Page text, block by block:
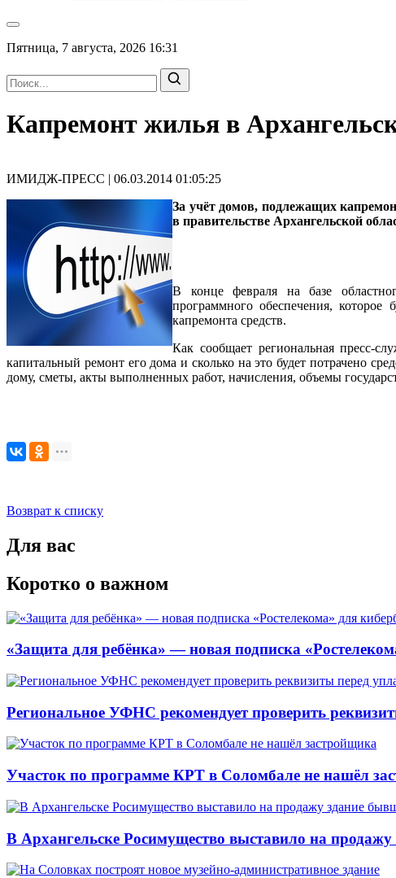
Пятница, 7 августа, 2026 16:31
Капремонт жилья в
ИМИДЖ-ПРЕСС | 06.03.2014 01:05:25
За учёт домов, подлежащих
в правительстве Архангельской
В конце февраля на базе
программного обеспечения,
капремонта средств.
Как сообщает региональная пресс-
капитальный ремонт его дома и сколько на это будет потрачено
дому, сметы, акты выполненных работ, начисления, объемы
Возврат к списку
Для вас
Коротко о важном
«Защита для ребёнка» — новая подписка
Региональное УФНС рекомендует проверить
Участок по программе КРТ в Соломбале не нашёл
В Архангельске Росимущество выставило на